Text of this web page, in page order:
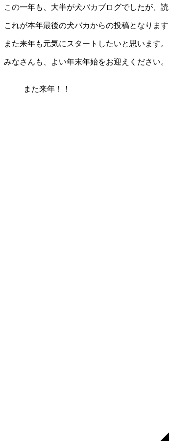
この一年も、大半が犬バカブログでしたが、
これが本年最後の犬バカからの投稿となりま
また来年も元気にスタートしたいと思います。
みなさんも、よい年末年始をお迎えください。
また来年！！